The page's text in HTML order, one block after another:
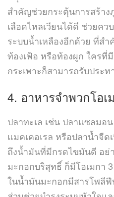
สำคัญช่วยกระตุ้นการสร้า
เลือดไหลเวียนได้ดี ช่วยค
ระบบน้ำเหลืองอีกด้วย ที่ส
ท้องเฟ้อ หรือท้องผูก ใครที่
กระเพาะก็สามารถรับประ
4. อาหารจำพวกโอเ
ปลาทะเล เช่น ปลาแซลมอ
แมคเคอเรล หรือปลาน้ำจื
ถึงน้ำมันที่มีกรดไขมันดี อย่
มะกอกบริสุทธิ์ ก็มีโอเมกา
ในน้ำมันมะกอกมีสารโพลี